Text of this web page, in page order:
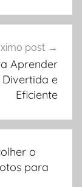
post
Aprender
e
Eficiente
o
para